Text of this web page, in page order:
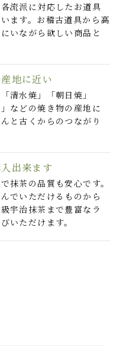
流派に対応したお道具
ます。お稽古道具から高
いながら欲しい商品と
地に近い
清水焼」「朝日焼」
などの焼き物の産地に
と古くからのつながり
出来ます
抹茶の品質も安心です。
でいただけるものから
宇治抹茶まで豊富なラ
いただけます。